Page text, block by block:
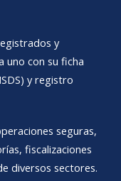
y
uno con su ficha
y registro
seguras,
fiscalizaciones
diversos sectores.